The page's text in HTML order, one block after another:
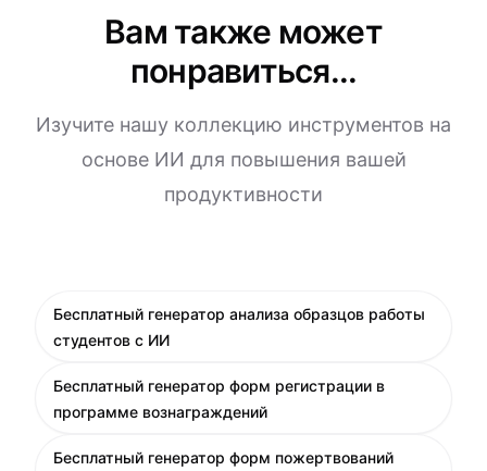
Вам также может
понравиться...
Изучите нашу коллекцию инструментов на
основе ИИ для повышения вашей
продуктивности
Бесплатный генератор анализа образцов работы
студентов с ИИ
Бесплатный генератор форм регистрации в
программе вознаграждений
Бесплатный генератор форм пожертвований